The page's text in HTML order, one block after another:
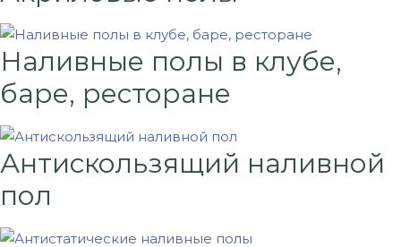
Наливные полы в клубе,
баре, ресторане
Антискользящий наливной
пол